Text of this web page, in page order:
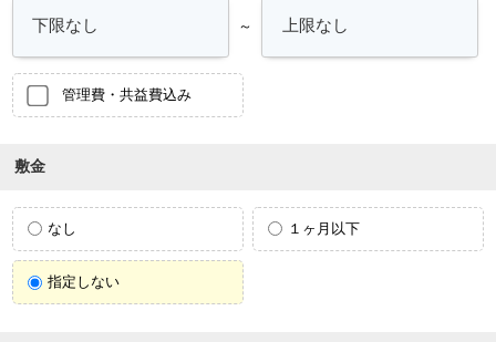
～
管理費・共益費込み
敷金
なし １ヶ月以下
指定しない